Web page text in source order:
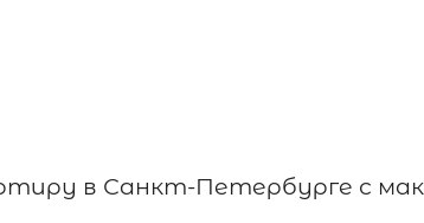
в Санкт-Петербурге с